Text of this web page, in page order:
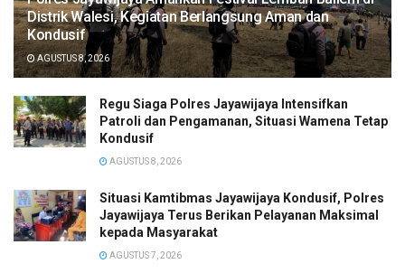
Distrik Walesi, Kegiatan Berlangsung Aman dan
Kondusif
AGUSTUS 8, 2026
Regu Siaga Polres Jayawijaya Intensifkan
Patroli dan Pengamanan, Situasi Wamena Tetap
Kondusif
AGUSTUS 8, 2026
Situasi Kamtibmas Jayawijaya Kondusif, Polres
Jayawijaya Terus Berikan Pelayanan Maksimal
kepada Masyarakat
AGUSTUS 7, 2026